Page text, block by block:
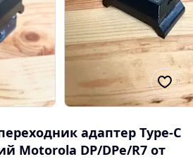
адаптер Type-C
Motorola DP/DPe/R7 от